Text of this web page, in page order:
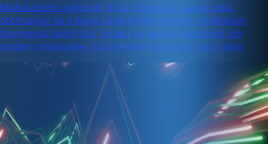
Muhasebenin geleceği; dijital dönüşüm, yapay zeka,
otomasyon ve e-belge süreçleriyle yeniden şekilleniyor.
İşletmenizi daha hızlı, hatasız ve verimli yönetmek için
modern muhasebe çözümlerine bugünden hazır olun.